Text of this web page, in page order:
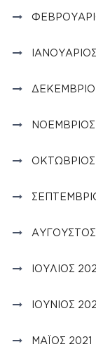
ΝΟΈΜΒΡΙΟΣ
ΟΚΤΏΒΡΙΟΣ
ΑΎΓΟΥΣΤΟΣ
ΙΟΎΛΙΟΣ
ΙΟΎΝΙΟΣ
ΜΆΙΟΣ 2021